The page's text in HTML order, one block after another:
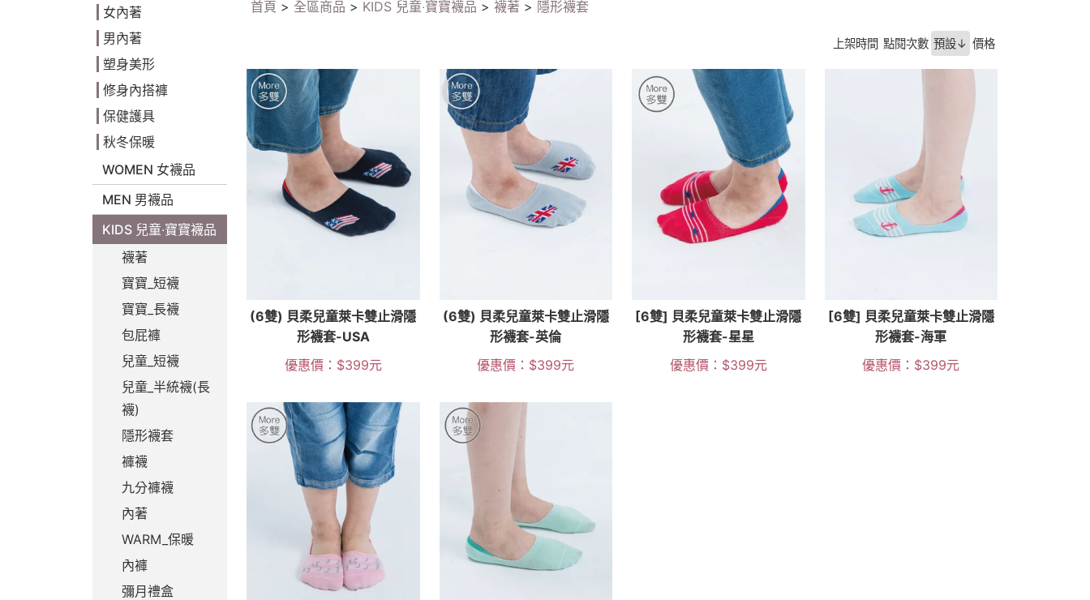
女內著
男內著
塑身美形
修身內搭褲
保健護具
秋冬保暖
WOMEN 女襪品
MEN 男襪品
KIDS 兒童‧寶寶襪品
襪著
寶寶_短襪
寶寶_長襪
包屁褲
兒童_短襪
兒童_半統襪(長
襪)
隱形襪套
褲襪
九分褲襪
內著
WARM_保暖
內褲
彌月禮盒
首頁 > 全區商品 > KIDS 兒童‧寶寶襪品 > 襪著 > 隱形襪套
上架時間 點閱次數 預設↓ 價格
(6雙) 貝柔兒童萊卡雙止滑隱
形襪套-USA
優惠價： $399元
(6雙) 貝柔兒童萊卡雙止滑隱
形襪套-英倫
優惠價： $399元
[6雙] 貝柔兒童萊卡雙止滑隱
形襪套-星星
優惠價： $399元
[6雙] 貝柔兒童萊卡雙止滑隱
形襪套-海軍
優惠價： $399元